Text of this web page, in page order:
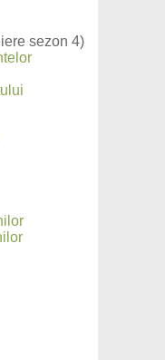
sezon 4)